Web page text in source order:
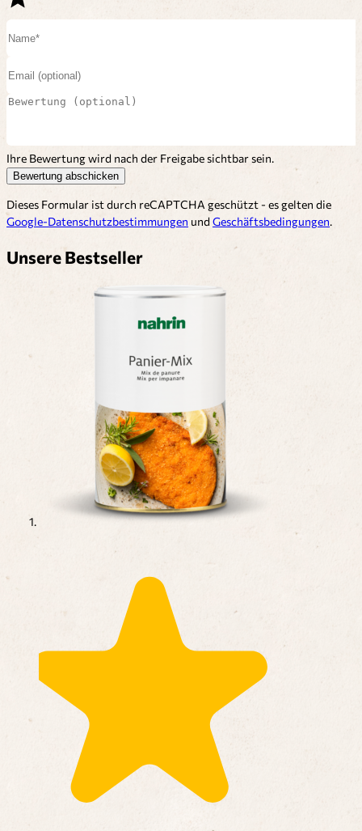
Ihre Bewertung wird nach der Freigabe sichtbar sein.
Bewertung abschicken
Dieses Formular ist durch reCAPTCHA geschützt - es gelten die
Google-Datenschutzbestimmungen und Geschäftsbedingungen.
Unsere Bestseller